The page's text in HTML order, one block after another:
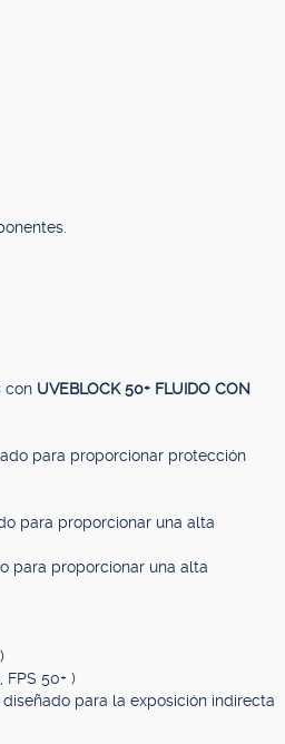
con UVEBLOCK 50+ FLUIDO CON
para proporcionar protección
para proporcionar una alta
para proporcionar una alta
50+ )
para la exposición indirecta